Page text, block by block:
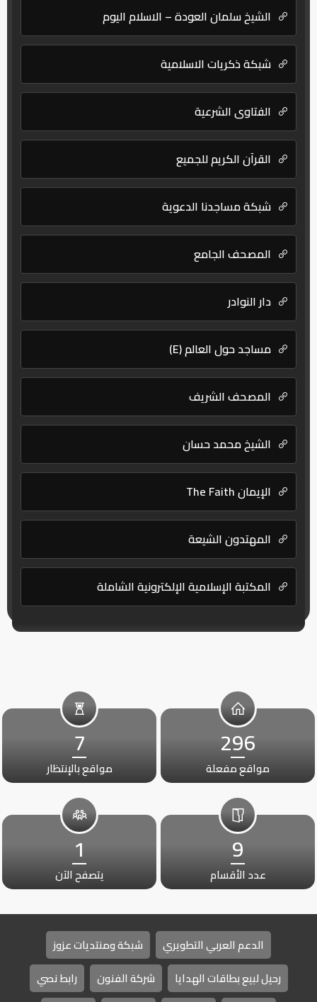
الشيخ سلمان العودة – الاسلام اليوم
شبكة ذكريات الاسلامية
الفتاوى الشرعية
القرآن الكريم للجميع
شبكة مساجدنا الدعوية
المصحف الجامع
دار النوادر
مساجد حول العالم (E)
المصحف الشريف
الشيخ محمد حسان
الإيمان The Faith
المهتدون الشيعة
المكتبة الإسلامية الإلكترونية الشاملة
296
مواقع مفعلة
7
مواقع بالإنتظار
9
عدد الأقسام
1
يتصفح الآن
الدعم العربي التطويري
شبكة ومنتديات عزوز
رحيل لبيع بطاقات الهدايا
شركة الفنون
رابط نصي